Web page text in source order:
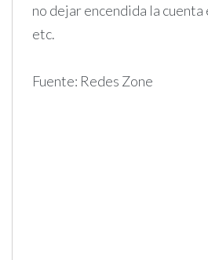
no dejar encendida la
etc.
Fuente: Redes Zone